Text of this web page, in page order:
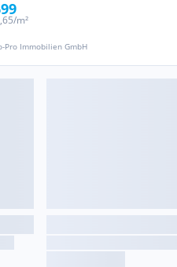
Pro Immobilien GmbH
m²